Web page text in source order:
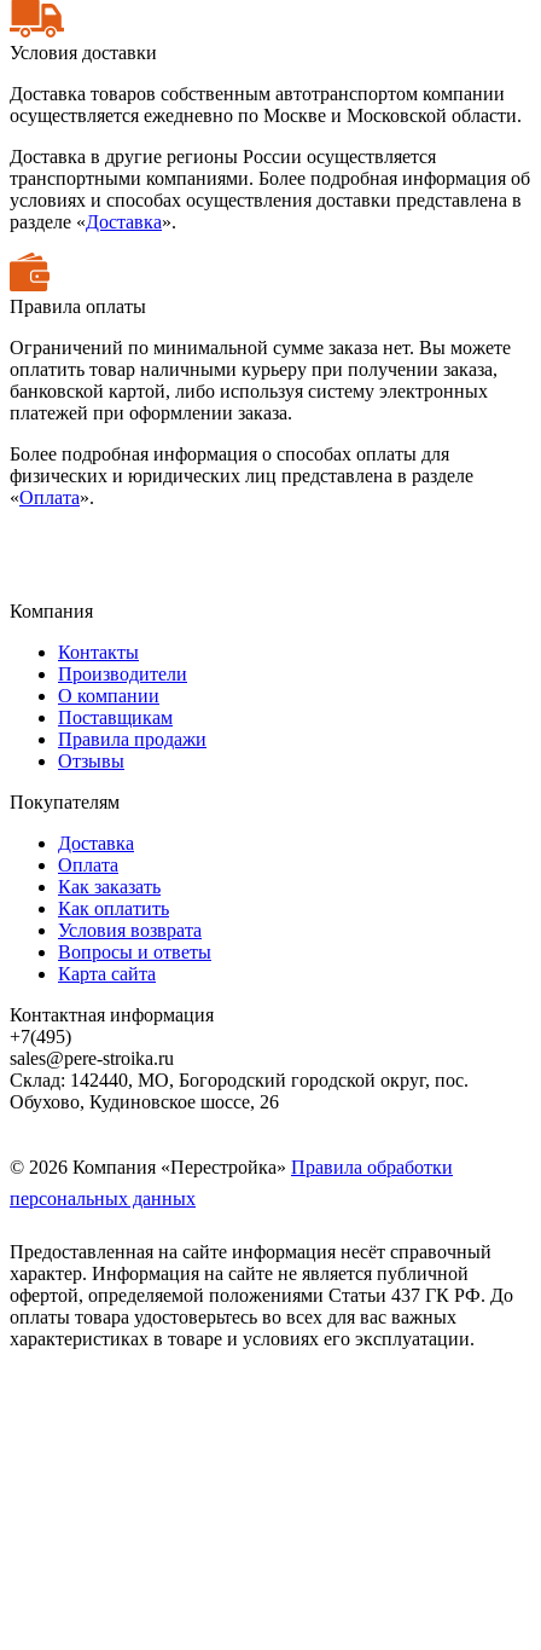
Условия доставки
Доставка товаров собственным автотранспортом компании
осуществляется ежедневно по Москве и Московской области.
Доставка в другие регионы России осуществляется
транспортными компаниями. Более подробная информация об
условиях и способах осуществления доставки представлена в
разделе «Доставка».
Правила оплаты
Ограничений по минимальной сумме заказа нет. Вы можете
оплатить товар наличными курьеру при получении заказа,
банковской картой, либо используя систему электронных
платежей при оформлении заказа.
Более подробная информация о способах оплаты для
физических и юридических лиц представлена в разделе
«Оплата».
Компания
Контакты
Производители
О компании
Поставщикам
Правила продажи
Отзывы
Покупателям
Доставка
Оплата
Как заказать
Как оплатить
Условия возврата
Вопросы и ответы
Карта сайта
Контактная информация
+7(495)
sales@pere-stroika.ru
Склад: 142440, МО, Богородский городской округ, пос.
Обухово, Кудиновское шоссе, 26
© 2026 Компания «Перестройка» Правила обработки
персональных данных
Предоставленная на сайте информация несёт справочный
характер. Информация на сайте не является публичной
офертой, определяемой положениями Статьи 437 ГК РФ. До
оплаты товара удостоверьтесь во всех для вас важных
характеристиках в товаре и условиях его эксплуатации.